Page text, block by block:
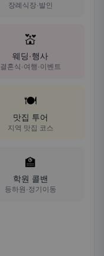
장례식장·발인
💒
웨딩·행사
결혼식·여행·이벤트
🍽️
맛집 투어
지역 맛집 코스
🏫
학원 콜밴
등하원·정기이동